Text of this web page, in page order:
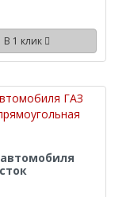
В 1 клик